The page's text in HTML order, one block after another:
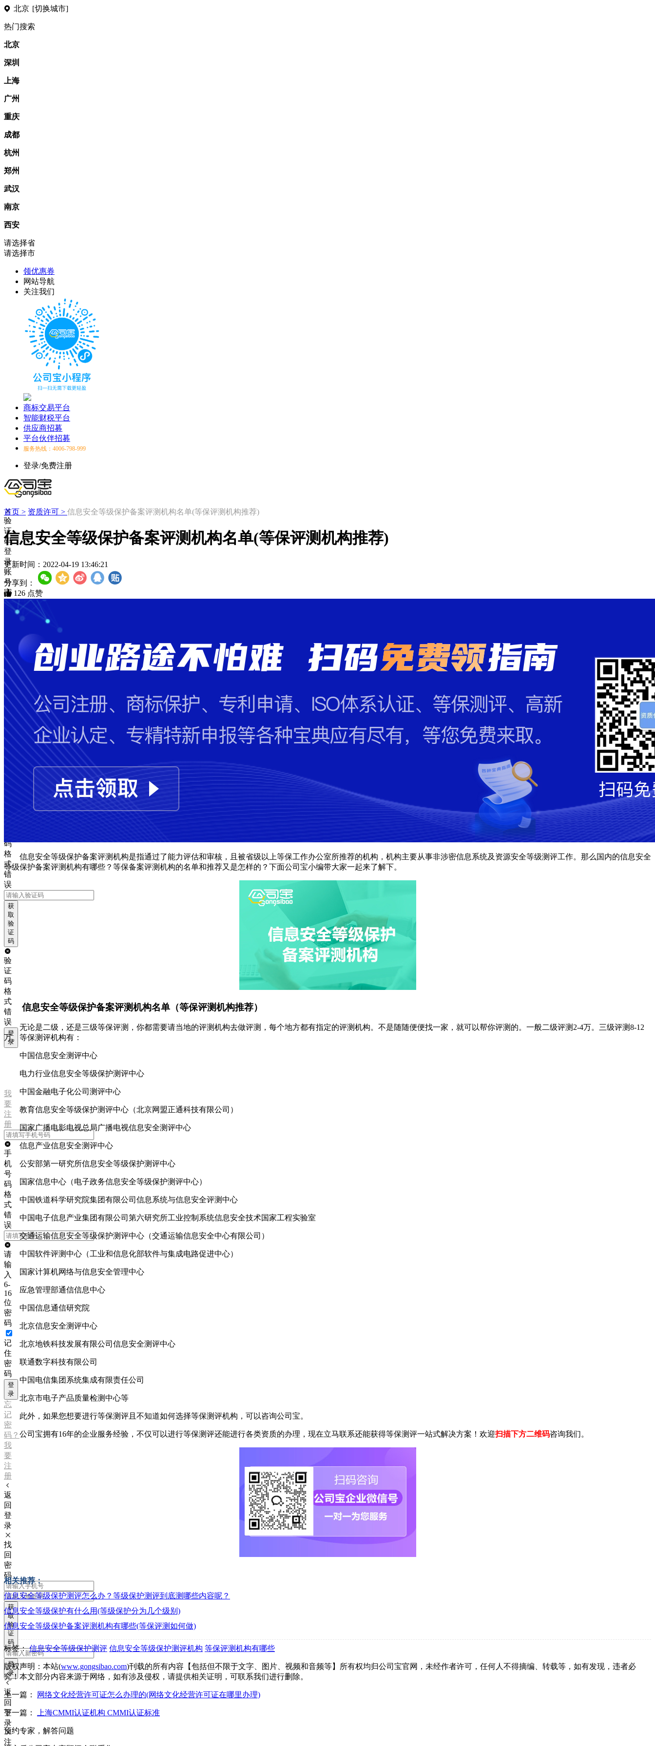
北京 [切换城市]
热门搜索
北京
深圳
上海
广州
重庆
成都
杭州
郑州
武汉
南京
西安
请选择省
请选择市
领优惠券
网站导航
关注我们
商标交易平台
智能财税平台
供应商招募
平台伙伴招募
服务热线：4006-798-999
登录/免费注册
验
证
码
登
录
账
号
密
码
登
录
失
败
手
机
号
码
格
式
错
误
码
格
式
错
误
获
取
验
证
码
验
证
码
格
式
错
误
登
录
我
要
注
册
手
机
号
码
格
式
错
误
请
输
入
6-
16
位
密
码
记
住
密
码
登
录
忘
记
密
码？
我
要
注
册
返
回
登
录
找
回
密
码
获
取
验
证
码
登
录
返
回
登
录
注
首页 > 资质许可 > 信息安全等级保护备案评测机构名单(等保评测机构推荐)
信息安全等级保护备案评测机构名单(等保评测机构推荐)
更新时间： 2022-04-19 13:46:21
分享到：
126 点赞
信息安全等级保护备案评测机构是指通过了能力评估和审核，且被省级以上等保工作办公室所推荐的机构，机构主要从事非涉密信息系统及资源安全等级测评工作。那么国内的信息安全
等级保护备案评测机构有哪些？等保备案评测机构的名单和推荐又是怎样的？下面公司宝小编带大家一起来了解下。
信息安全等级保护备案评测机构名单（等保评测机构推荐）
无论是二级，还是三级等保评测，你都需要请当地的评测机构去做评测，每个地方都有指定的评测机构。不是随随便便找一家，就可以帮你评测的。一般二级评测2-4万。三级评测8-12
万。等保测评机构有：
中国信息安全测评中心
电力行业信息安全等级保护测评中心
中国金融电子化公司测评中心
教育信息安全等级保护测评中心（北京网盟正通科技有限公司）
国家广播电影电视总局广播电视信息安全测评中心
信息产业信息安全测评中心
公安部第一研究所信息安全等级保护测评中心
国家信息中心（电子政务信息安全等级保护测评中心）
中国铁道科学研究院集团有限公司信息系统与信息安全评测中心
中国电子信息产业集团有限公司第六研究所工业控制系统信息安全技术国家工程实验室
交通运输信息安全等级保护测评中心（交通运输信息安全中心有限公司）
中国软件评测中心（工业和信息化部软件与集成电路促进中心）
国家计算机网络与信息安全管理中心
应急管理部通信信息中心
中国信息通信研究院
北京信息安全测评中心
北京地铁科技发展有限公司信息安全测评中心
联通数字科技有限公司
中国电信集团系统集成有限责任公司
北京市电子产品质量检测中心等
此外，如果您想要进行等保测评且不知道如何选择等保测评机构，可以咨询公司宝。
公司宝拥有16年的企业服务经验，不仅可以进行等保测评还能进行各类资质的办理，现在立马联系还能获得等保测评一站式解决方案！欢迎扫描下方二维码咨询我们。
相关推荐：
信息安全等级保护测评怎么办？等级保护测评到底测哪些内容呢？
信息安全等级保护有什么用(等级保护分为几个级别)
信息安全等级保护备案评测机构有哪些(等保评测如何做)
标签：信息安全等级保护测评 信息安全等级保护测评机构 等保评测机构有哪些
版权声明：本站(www.gongsibao.com)刊载的所有内容【包括但不限于文字、图片、视频和音频等】所有权均归公司宝官网，未经作者许可，任何人不得摘编、转载等，如有发现，违者必
究！本文部分内容来源于网络，如有涉及侵权，请提供相关证明，可联系我们进行删除。
上一篇： 网络文化经营许可证怎么办理的(网络文化经营许可证在哪里办理)
下一篇： 上海CMMI认证机构 CMMI认证标准
预约专家，解答问题